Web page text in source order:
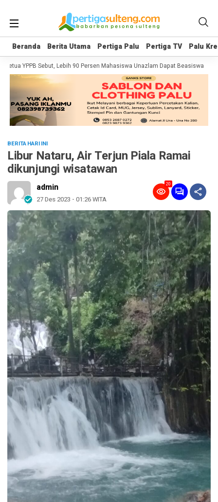
Beranda Berita Utama Pertiga Palu Pertiga TV Palu
Beranda Berita Utama Pertiga Palu Pertiga TV Palu
YPPB Sebut, Lebih 90 Persen Mahasiswa Unazlam Dapat Beasiswa
BERITA HARI INI
Libur Nataru, Air Terjun Piala Ramai
dikunjungi wisatawan
admin
27 Des 2023 - 01:26 WITA
20